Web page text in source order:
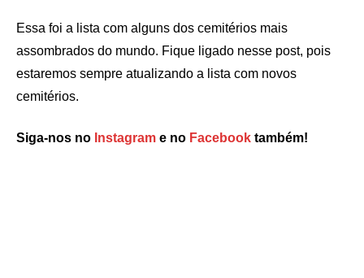
Essa foi a lista com alguns dos cemitérios mais
assombrados do mundo. Fique ligado nesse post, pois
estaremos sempre atualizando a lista com novos
cemitérios.
Siga-nos no Instagram e no Facebook também!